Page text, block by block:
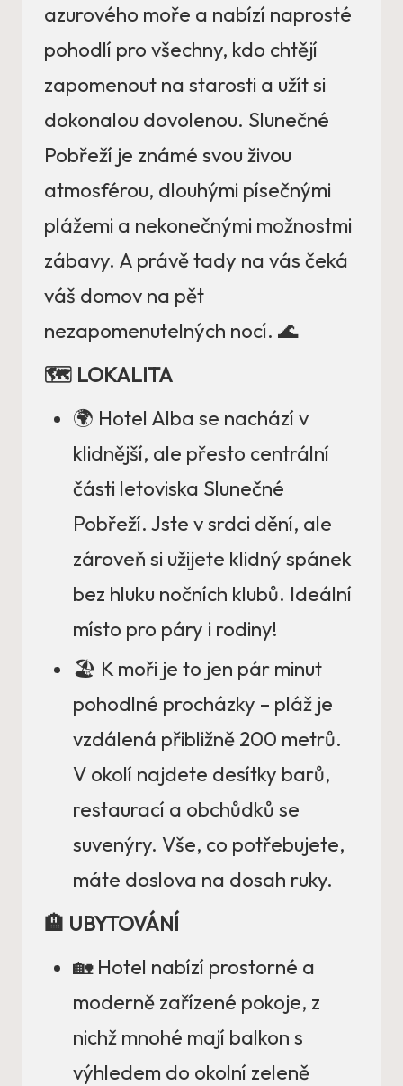
azurového moře a nabízí naprosté
pohodlí pro všechny, kdo chtějí
zapomenout na starosti a užít si
dokonalou dovolenou. Slunečné
Pobřeží je známé svou živou
atmosférou, dlouhými písečnými
plážemi a nekonečnými možnostmi
zábavy. A právě tady na vás čeká
váš domov na pět
nezapomenutelných nocí. 🌊
🗺️ LOKALITA
🌍 Hotel Alba se nachází v
klidnější, ale přesto centrální
části letoviska Slunečné
Pobřeží. Jste v srdci dění, ale
zároveň si užijete klidný spánek
bez hluku nočních klubů. Ideální
místo pro páry i rodiny!
🏖️ K moři je to jen pár minut
pohodlné procházky – pláž je
vzdálená přibližně 200 metrů.
V okolí najdete desítky barů,
restaurací a obchůdků se
suvenýry. Vše, co potřebujete,
máte doslova na dosah ruky.
🏨 UBYTOVÁNÍ
🏡 Hotel nabízí prostorné a
moderně zařízené pokoje, z
nichž mnohé mají balkon s
výhledem do okolní zeleně